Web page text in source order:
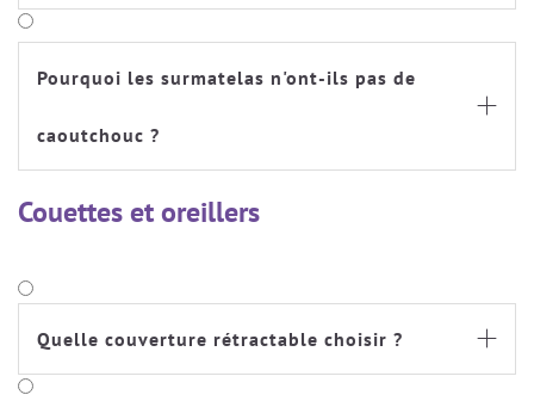
Pourquoi les surmatelas n'ont-ils pas de
caoutchouc ?

Couettes et oreillers
Quelle couverture rétractable choisir ? 